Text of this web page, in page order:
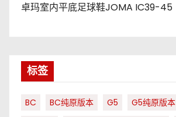
卓玛室内平底足球鞋JOMA IC39-45
标签
BC BC纯原版本 G5 G5纯原版本